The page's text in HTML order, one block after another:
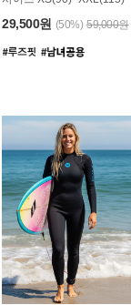
29,500원 (50%) 59,000원